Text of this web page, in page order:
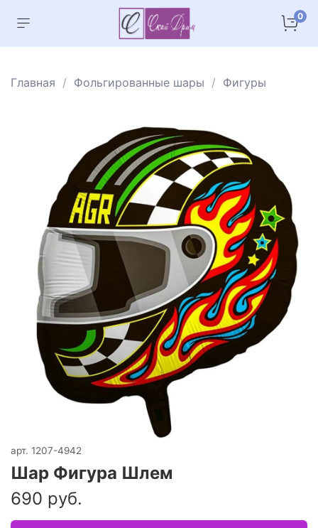
0
Главная Фольгированные шары Фигуры
арт. 1207-4942
Шар Фигура Шлем
690 руб.